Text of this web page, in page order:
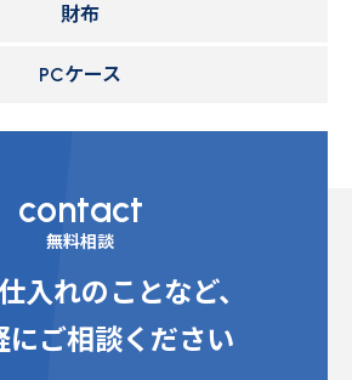
財布
PCケース
contact
無料相談
入れのことなど、
にご相談ください